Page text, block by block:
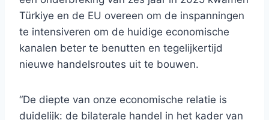
Türkiye en de EU overeen om de inspanningen
te intensiveren om de huidige economische
kanalen beter te benutten en tegelijkertijd
nieuwe handelsroutes uit te bouwen.
“De diepte van onze economische relatie is
duidelijk: de bilaterale handel in het kader van